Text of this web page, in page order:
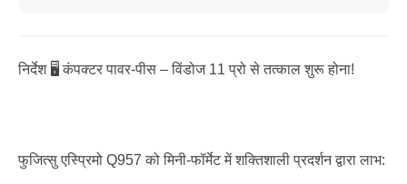
निर्देश 🖥️ कंपक्टर पावर-पीस – विंडोज 11 प्रो से तत्काल शुरू होना!
फुजित्सु एस्प्रिमो Q957 को मिनी-फॉर्मेट में शक्तिशाली प्रदर्शन द्वारा लाभ: